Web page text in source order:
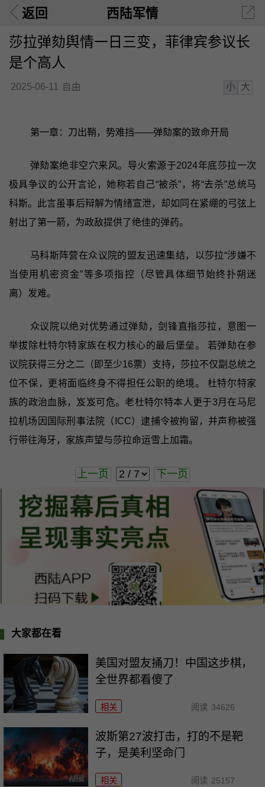
返回 西陆军情
莎拉弹劾舆情一日三变，菲律宾参议长
是个高人
2025-06-11 自由 小 大
第一章：刀出鞘，势难挡——弹劾案的致命开局
弹劾案绝非空穴来风。导火索源于2024年底莎拉一次
极具争议的公开言论，她称若自己“被杀”，将“去杀”总统马
科斯。此言虽事后辩解为情绪宣泄，却如同在紧绷的弓弦上
射出了第一箭，为政敌提供了绝佳的弹药。
马科斯阵营在众议院的盟友迅速集结，以莎拉“涉嫌不
当使用机密资金”等多项指控（尽管具体细节始终扑朔迷
离）发难。
众议院以绝对优势通过弹劾，剑锋直指莎拉，意图一
举拔除杜特尔特家族在权力核心的最后堡垒。 若弹劾在参
议院获得三分之二（即至少16票）支持，莎拉不仅副总统之
位不保，更将面临终身不得担任公职的绝境。 杜特尔特家
族的政治血脉，岌岌可危。老杜特尔特本人更于3月在马尼
拉机场因国际刑事法院（ICC）逮捕令被拘留，并声称被强
行带往海牙，家族声望与莎拉命运雪上加霜。
上一页 下一页
大家都在看
美国对盟友捅刀！中国这步棋，
全世界都看傻了
相关 阅读 34626
波斯第27波打击，打的不是靶
子，是美利坚命门
相关 阅读 25157